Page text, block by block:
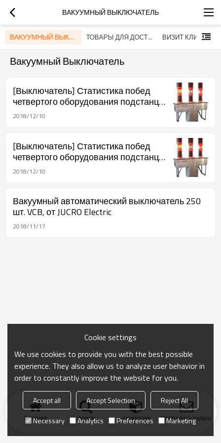
ВАКУУМНЫЙ ВЫКЛЮЧАТЕЛЬ
ВАКУУМНЫЙ ВЫКЛЮЧАТЕЛЬ ТОВАРЫ ДЛЯ ДОСТАВКИ ВИЗИТ КЛИЕНТА
Вакуумный Выключатель
[Выключатель] Статистика побед
четвертого оборудования подстанции
проекта «Передача и
2018/12/10
[Выключатель] Статистика побед
четвертого оборудования подстанции
проекта «Передача и
2018/12/10
Вакуумный автоматический выключатель 250
шт. VCB, от JUCRO Electric
2018/11/17
Главная поиск категория Отправить запрос
Cookie settings
We use cookies to provide you with the best possible
experience. They also allow us to analyze user behavior in
order to constantly improve the website for you.
Accept all Accept Selection
Reject All
Necessary
Analytics Preferences Marketing